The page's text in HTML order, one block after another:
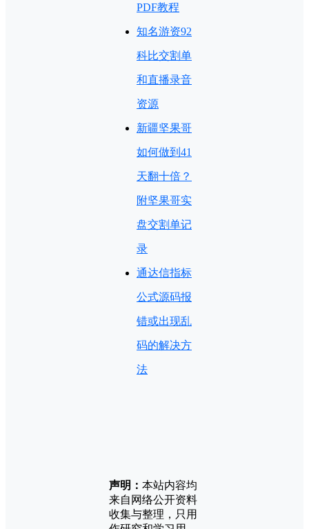
PDF教程
知名游资92
科比交割单
和直播录音
资源
新疆坚果哥
如何做到41
天翻十倍？
附坚果哥实
盘交割单记
录
通达信指标
公式源码报
错或出现乱
码的解决方
法
声明： 本站内容均
来自网络公开资料
收集与整理，只用